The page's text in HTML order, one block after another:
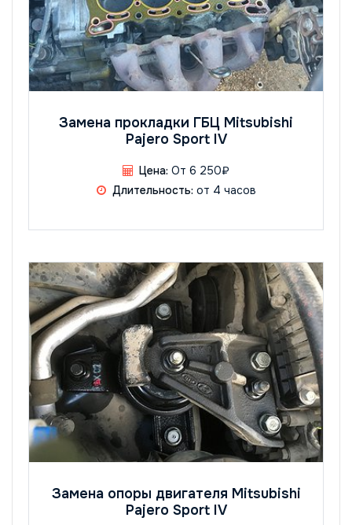
Замена прокладки ГБЦ Mitsubishi
Pajero Sport IV
Цена: От 6 250₽
Длительность: от 4 часов
Замена опоры двигателя Mitsubishi
Pajero Sport IV